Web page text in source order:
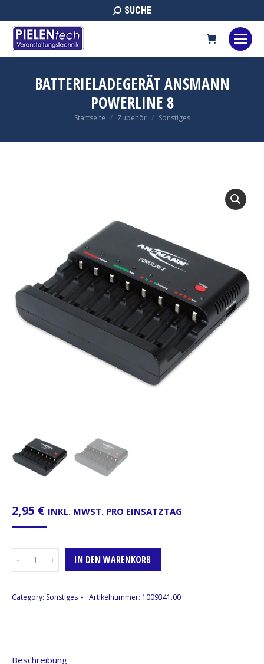
Search:
SUCHE
BATTERIELADEGERÄT ANSMANN
POWERLINE 8
Sie befinden sich hier:
Startseite Zubehör Sonstiges
2,95 € INKL. MWST. PRO EINSATZTAG
Batterieladegerät
8
IN DEN WARENKORB
Category: Sonstiges Artikelnummer: 1009341.00
Beschreibung